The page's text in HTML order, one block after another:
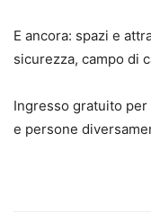
E ancora: spazi e
sicurezza, campo di
Ingresso gratuito
e persone